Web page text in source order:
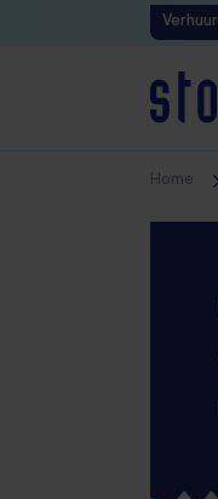
Verhuur
Home